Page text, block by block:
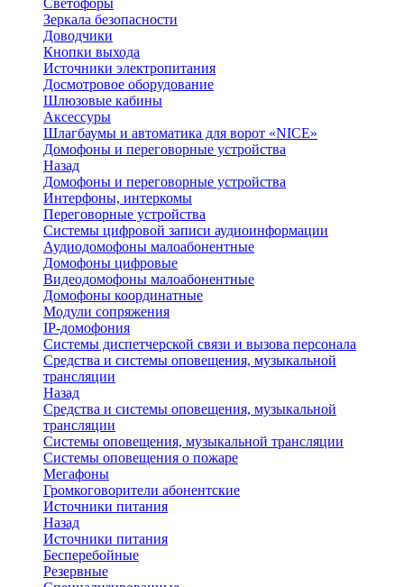
Светофоры
Зеркала безопасности
Доводчики
Кнопки выхода
Источники электропитания
Досмотровое оборудование
Шлюзовые кабины
Аксессуры
Шлагбаумы и автоматика для ворот «NICE»
Домофоны и переговорные устройства
Назад
Домофоны и переговорные устройства
Интерфоны, интеркомы
Переговорные устройства
Системы цифровой записи аудиоинформации
Аудиодомофоны малоабонентные
Домофоны цифровые
Видеодомофоны малоабонентные
Домофоны координатные
Модули сопряжения
IP-домофония
Системы диспетчерской связи и вызова персонала
Средства и системы оповещения, музыкальной
трансляции
Назад
Средства и системы оповещения, музыкальной
трансляции
Системы оповещения, музыкальной трансляции
Системы оповещения о пожаре
Мегафоны
Громкоговорители абонентские
Источники питания
Назад
Источники питания
Бесперебойные
Резервные